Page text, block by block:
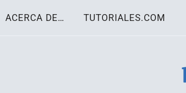
ACERCA DE… TUTORIALES.COM